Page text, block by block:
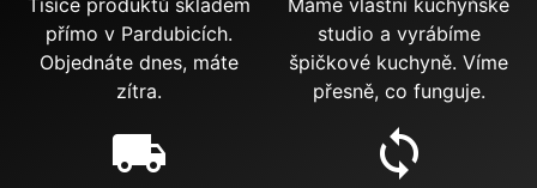
Tisíce produktů skladem
přímo v Pardubicích.
Objednáte dnes, máte
zítra.
Máme vlastní kuchyňské
studio a vyrábíme
špičkové kuchyně. Víme
přesně, co funguje.
local_shipping sync